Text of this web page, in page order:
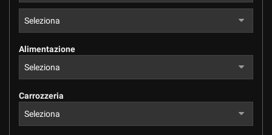
Alimentazione
Carrozzeria